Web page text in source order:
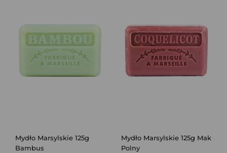
Mydło Marsylskie 125g
Bambus
Mydło Marsylskie 125g Mak
Polny